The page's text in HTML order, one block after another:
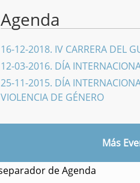
Agenda
16-12-2018. IV CARRERA DEL
12-03-2016. DÍA
25-11-2015. DÍA
VIOLENCIA DE GÉNERO
Más